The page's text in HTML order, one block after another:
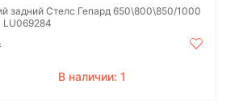
задний Стелс Гепард 650\800\850/1000
В наличии: 1